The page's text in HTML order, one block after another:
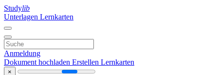
Studylib
Unterlagen Lernkarten
Anmeldung
Dokument hochladen Erstellen Lernkarten
×